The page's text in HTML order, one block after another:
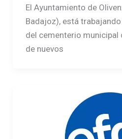
El Ayuntamiento de
Badajoz), está
del cementerio
de nuevos